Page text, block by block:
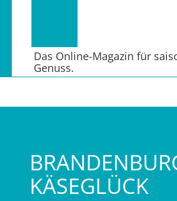
Das Online-Magazin für
Genuss.
KÄSEGLÜCK